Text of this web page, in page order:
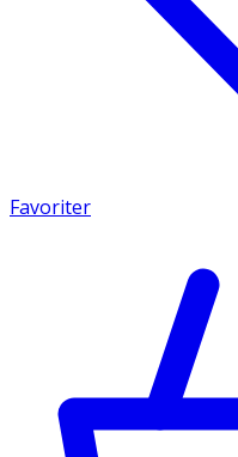
Favoriter